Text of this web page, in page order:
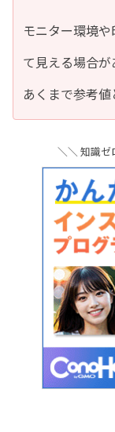
モニター環境
て見える場合が
あくまで参考値
＼＼ 知識ゼ